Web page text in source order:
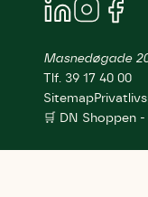
Masnedøgade
Tlf. 39 17 40 00
Sitemap
🛒 DN Shoppen